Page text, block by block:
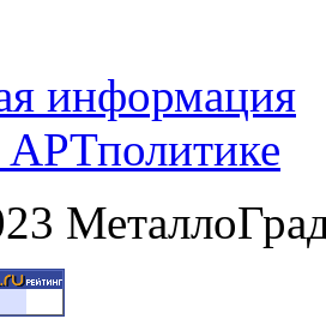
информация
АРТполитике